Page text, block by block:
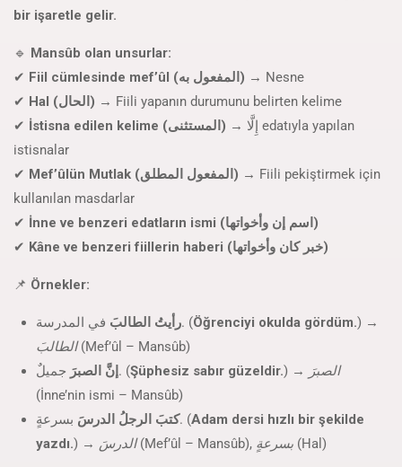
bir işaretle gelir.
🔹 Mansûb olan unsurlar:
✔
Fiil cümlesinde mef’ûl (المفعول به) → Nesne
✔
Hal (الحال) → Fiili yapanın durumunu belirten kelime
✔
İstisna edilen kelime (المستثنى) → إِلَّا edatıyla yapılan
istisnalar
✔
Mef’ûlün Mutlak (المفعول المطلق) → Fiili pekiştirmek için
kullanılan masdarlar
✔
İnne ve benzeri edatların ismi (اسم إن وأخواتها)
✔
Kâne ve benzeri fiillerin haberi (خبر كان وأخواتها)
📌 Örnekler:
رأيتُ الطالبَفي المدرسة. (Öğrenciyi okulda gördüm.) →
الطالبَ(Mef’ûl – Mansûb)
إنَّ الصبرَجميلٌ. (Şüphesiz sabır güzeldir.) →
الصبرَ
(İnne’nin ismi – Mansûb)
كتبَ الرجلُ الدرسَبسرعةٍ. (Adam dersi hızlı bir şekilde
yazdı.) → الدرسَ(Mef’ûl – Mansûb), بسرعةٍ (Hal)